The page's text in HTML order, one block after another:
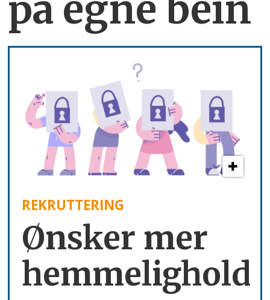
REKRUTTERING
Ønsker mer
hemmelighold